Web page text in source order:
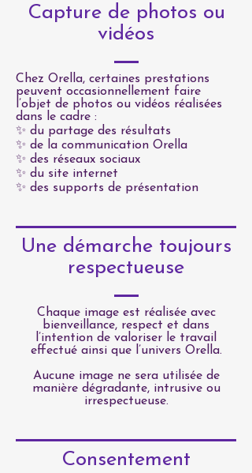
Capture de photos ou
vidéos
Chez Orella, certaines prestations
peuvent occasionnellement faire
l’objet de photos ou vidéos réalisées
dans le cadre :
✨ du partage des résultats
✨ de la communication Orella
✨ des réseaux sociaux
✨ du site internet
✨ des supports de présentation
Une démarche toujours
respectueuse
Chaque image est réalisée avec
bienveillance, respect et dans
l’intention de valoriser le travail
effectué ainsi que l’univers Orella.
Aucune image ne sera utilisée de
manière dégradante, intrusive ou
irrespectueuse.
Consentement